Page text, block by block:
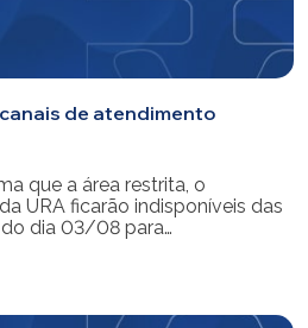
de atendimento
que a área restrita, o
URA ficarão indisponíveis das
do dia 03/08 para
07. Reforçamos que as
de empréstimos […]